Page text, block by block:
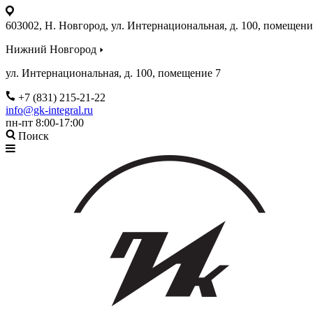
603002, Н. Новгород, ул. Интернациональная, д. 100,
Нижний Новгород
ул. Интернациональная, д. 100, помещение 7
+7 (831) 215-21-22
info@gk-integral.ru
пн-пт 8:00-17:00
Поиск